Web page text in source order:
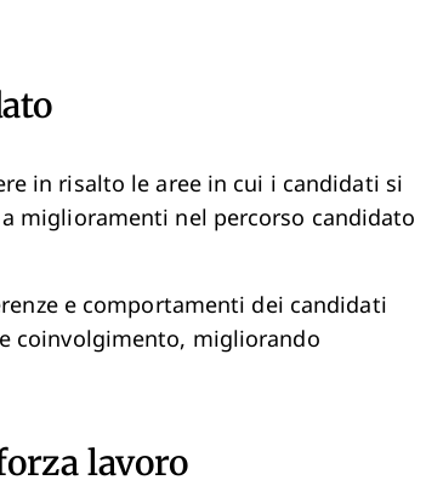
in risalto le aree in cui i candidati si
miglioramenti nel percorso candidato
e comportamenti dei candidati
coinvolgimento, migliorando
lavoro